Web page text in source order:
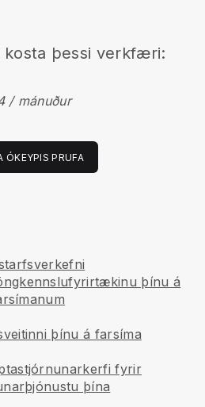
kosta þessi verkfæri:
/ mánuður
ÓKEYPIS PRUFA
þínu á
þínu á farsíma
fyrir
þína